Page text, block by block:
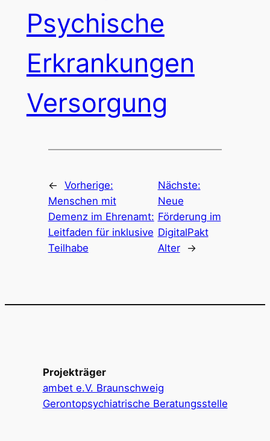
Psychische
Erkrankungen
Versorgung
←
Vorherige:
Menschen mit
Demenz im Ehrenamt:
Leitfaden für inklusive
Teilhabe
Nächste:
Neue
Förderung im
DigitalPakt
Alter
→
Projekträger
ambet e.V. Braunschweig
Gerontopsychiatrische Beratungsstelle